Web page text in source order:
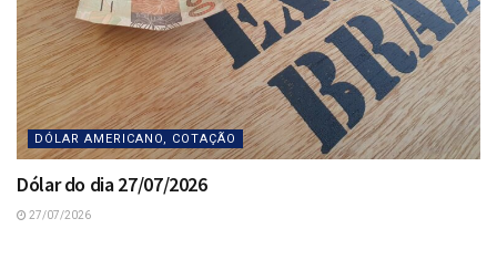
DÓLAR AMERICANO, COTAÇÃO
Dólar do dia 27/07/2026
27/07/2026